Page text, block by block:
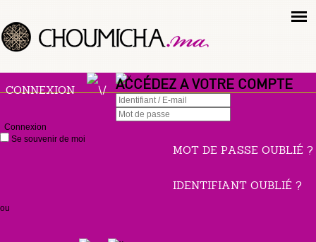
CONNEXION ACCÉDEZ A VOTRE COMPTE
Connexion
Se souvenir de moi
MOT DE PASSE OUBLIÉ ?
IDENTIFIANT OUBLIÉ ?
ou